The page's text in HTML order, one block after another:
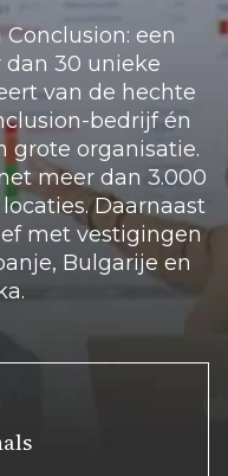
een
dan 30 unieke
van de hechte
bedrijf én
grote organisatie.
meer dan 3.000
Daarnaast
met vestigingen
Bulgarije en